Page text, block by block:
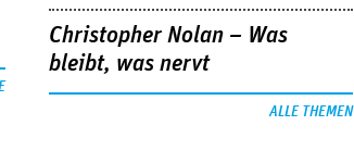
Christopher Nolan – Was
bleibt, was nervt
ALLE THEMEN